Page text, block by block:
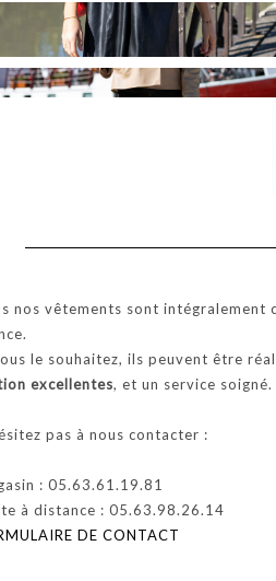
nos vêtements sont intégralement
le souhaitez, ils peuvent être
excellentes, et un service soigné.
pas à nous contacter :
: 05.63.61.19.81
à distance : 05.63.98.26.14
DE CONTACT